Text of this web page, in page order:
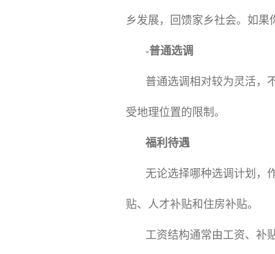
乡发展，回馈家乡社会。如
-普通选调
普通选调相对较为灵活，
受地理位置的限制。
福利待遇
无论选择哪种选调计划，
贴、人才补贴和住房补贴。
工资结构通常由工资、补